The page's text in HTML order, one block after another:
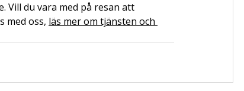
Vill du vara med på resan att
med oss, läs mer om tjänsten och